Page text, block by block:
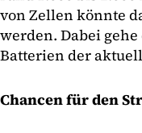
von Zellen könnte
werden. Dabei
Batterien der
Chancen für den